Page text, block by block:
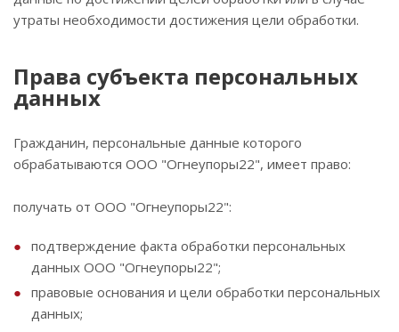
утраты необходимости достижения цели обработки.
Права субъекта персональных
данных
Гражданин, персональные данные которого
обрабатываются ООО "Огнеупоры22", имеет право:
получать от ООО "Огнеупоры22":
подтверждение факта обработки персональных
данных ООО "Огнеупоры22";
правовые основания и цели обработки персональных
данных;